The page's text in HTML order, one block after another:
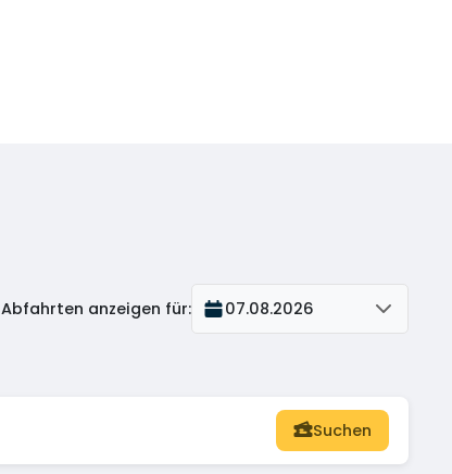
Abfahrten anzeigen für: 07.08.2026
Suchen